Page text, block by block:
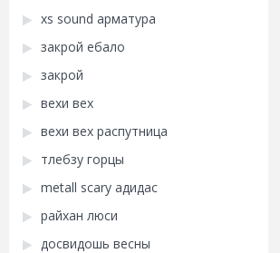
xs sound арматура
закрой ебало
закрой
вехи вех
вехи вех распутница
тлебзу горцы
metall scary адидас
райхан люси
досвидошь весны